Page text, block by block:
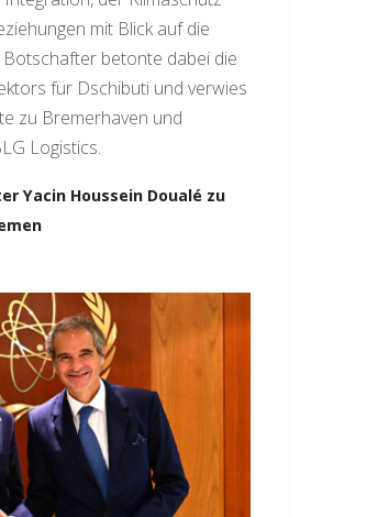
mit Blick auf die
betonte dabei die
für Dschibuti und verwies
zu Bremerhaven und
Logistics.
Yacin Houssein Doualé zu